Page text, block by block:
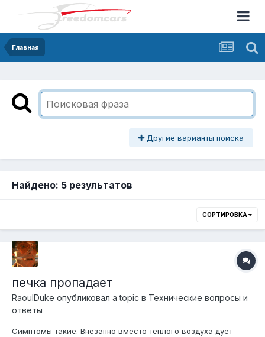
Главная
Другие варианты поиска
Найдено: 5 результатов
СОРТИРОВКА
печка пропадает
RaoulDuke опубликовал a topic в Технические вопросы и
ответы
Симптомы такие. Внезапно вместо теплого воздуха дует